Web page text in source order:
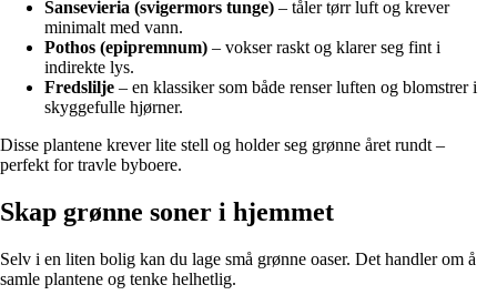
Sansevieria (svigermors tunge) – tåler tørr luft og krever
minimalt med vann.
Pothos (epipremnum) – vokser raskt og klarer seg fint i
indirekte lys.
Fredslilje – en klassiker som både renser luften og blomstrer i
skyggefulle hjørner.
Disse plantene krever lite stell og holder seg grønne året rundt –
perfekt for travle byboere.
Skap grønne soner i hjemmet
Selv i en liten bolig kan du lage små grønne oaser. Det handler om å
samle plantene og tenke helhetlig.